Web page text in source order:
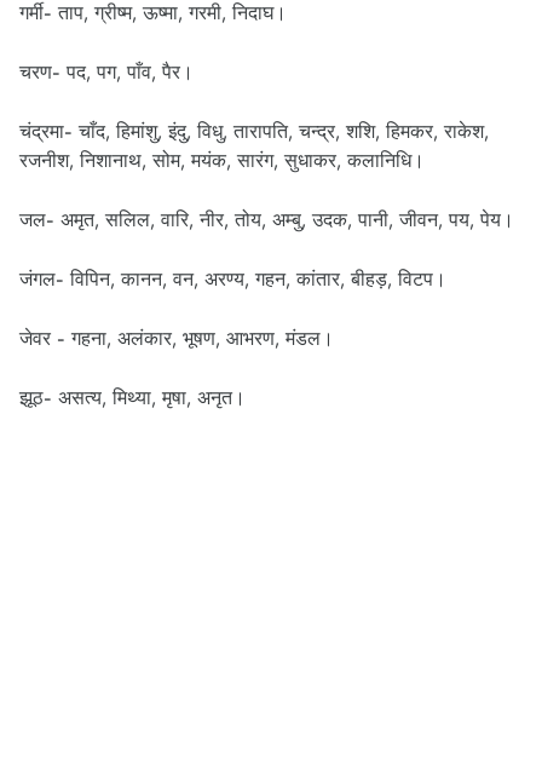
गर्मी- ताप, ग्रीष्म, ऊष्मा, गरमी, निदाघ।
चरण- पद, पग, पाँव, पैर।
चंद्रमा- चाँद, हिमांशु, इंदु, विधु, तारापति, चन्द्र, शशि, हिमकर, राकेश,
रजनीश, निशानाथ, सोम, मयंक, सारंग, सुधाकर, कलानिधि।
जल- अमृत, सलिल, वारि, नीर, तोय, अम्बु, उदक, पानी, जीवन, पय, पेय।
जंगल- विपिन, कानन, वन, अरण्य, गहन, कांतार, बीहड़, विटप।
जेवर - गहना, अलंकार, भूषण, आभरण, मंडल।
झूठ- असत्य, मिथ्या, मृषा, अनृत।